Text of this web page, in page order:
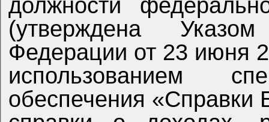
должности федеральной
(утверждена
Федерации от 23 июня
использованием
обеспечения «Справки